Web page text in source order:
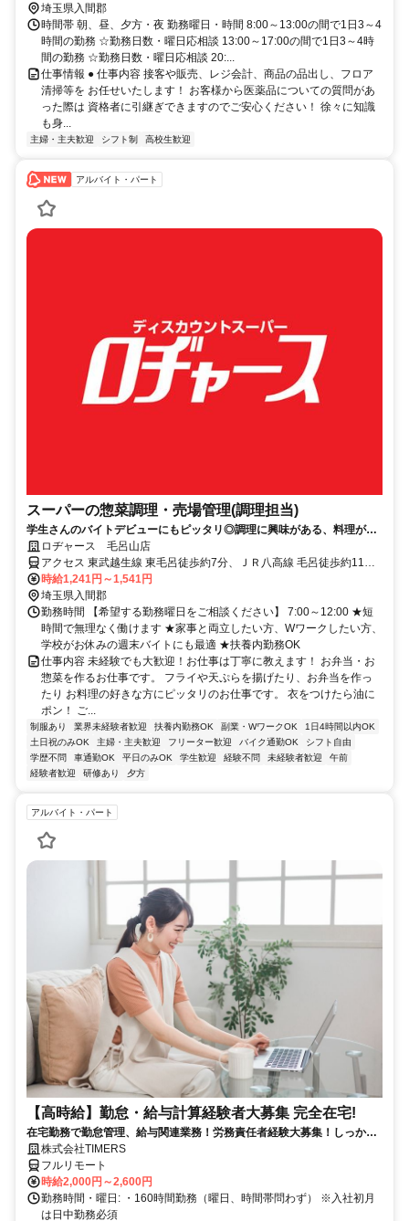
埼玉県入間郡
時間帯 朝、昼、夕方・夜 勤務曜日・時間 8:00～13:00の間で1日3～4
時間の勤務 ☆勤務日数・曜日応相談 13:00～17:00の間で1日3～4時
間の勤務 ☆勤務日数・曜日応相談 20:...
仕事情報 ● 仕事内容 接客や販売、レジ会計、商品の品出し、フロア
清掃等を お任せいたします！ お客様から医薬品についての質問があ
った際は 資格者に引継ぎできますのでご安心ください！ 徐々に知識
も身...
主婦・主夫歓迎 シフト制 高校生歓迎
アルバイト・パート
スーパーの惣菜調理・売場管理(調理担当)
学生さんのバイトデビューにもピッタリ◎調理に興味がある、料理が得
意な方にオススメ！
ロヂャース 毛呂山店
アクセス 東武越生線 東毛呂徒歩約7分、ＪＲ八高線 毛呂徒歩約11
分、東武越生線 武州長瀬出入口1徒歩約16分
時給1,241円～1,541円
埼玉県入間郡
勤務時間 【希望する勤務曜日をご相談ください】 7:00～12:00 ★短
時間で無理なく働けます ★家事と両立したい方、Wワークしたい方、
学校がお休みの週末バイトにも最適 ★扶養内勤務OK
仕事内容 未経験でも大歓迎！お仕事は丁寧に教えます！ お弁当・お
惣菜を作るお仕事です。 フライや天ぷらを揚げたり、お弁当を作っ
たり お料理の好きな方にピッタリのお仕事です。 衣をつけたら油に
ポン！ ご...
制服あり 業界未経験者歓迎 扶養内勤務OK 副業・WワークOK
1日4時間以内OK
土日祝のみOK
主婦・主夫歓迎 フリーター歓迎 バイク通勤OK
シフト自由
学歴不問
車通勤OK 平日のみOK 学生歓迎 経験不問 未経験者歓迎
午前
経験者歓迎
研修あり 夕方
アルバイト・パート
【高時給】勤怠・給与計算経験者大募集 完全在宅!
在宅勤務で勤怠管理、給与関連業務！労務責任者経験大募集！しっかり
稼ぎたい方、注目！
株式会社TIMERS
フルリモート
時給2,000円～2,600円
勤務時間・曜日: ・160時間勤務（曜日、時間帯問わず） ※入社初月
は日中勤務必須